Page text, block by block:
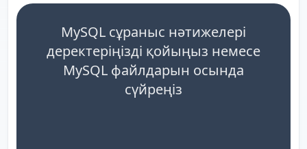
MySQL сұраныс нәтижелері
деректеріңізді қойыңыз немесе
MySQL файлдарын осында
сүйреңіз